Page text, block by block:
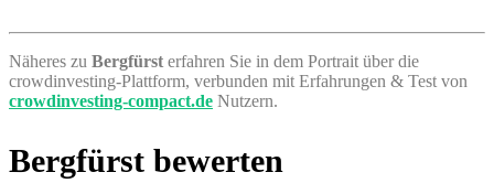
Näheres zu Bergfürst erfahren Sie in dem Portrait über die
crowdinvesting-Plattform, verbunden mit Erfahrungen & Test von
crowdinvesting-compact.de Nutzern.
Bergfürst bewerten